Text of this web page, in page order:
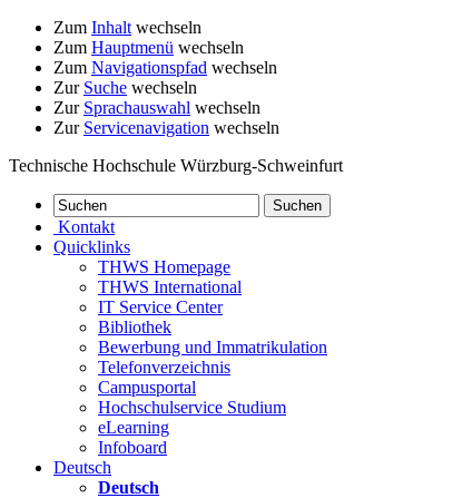
Zum Inhalt wechseln
Zum Hauptmenü wechseln
Zum Navigationspfad wechseln
Zur Suche wechseln
Zur Sprachauswahl wechseln
Zur Servicenavigation wechseln
Technische Hochschule Würzburg-Schweinfurt
Kontakt
Quicklinks
THWS Homepage
THWS International
IT Service Center
Bibliothek
Bewerbung und Immatrikulation
Telefonverzeichnis
Campusportal
Hochschulservice Studium
eLearning
Infoboard
Deutsch
Deutsch